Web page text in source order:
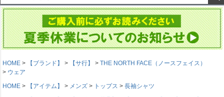
HOME 【ブランド】 【サ行】
THE NORTH FACE（ノースフェイス）
ウェア
HOME
【アイテム】 メンズ トップス
長袖シャツ